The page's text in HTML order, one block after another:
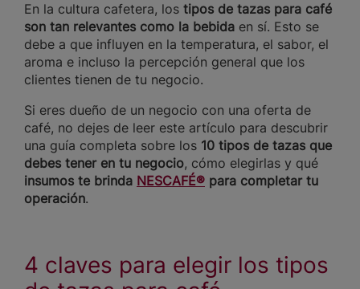
En la cultura cafetera, los tipos de tazas para café
son tan relevantes como la bebida en sí. Esto se
debe a que influyen en la temperatura, el sabor, el
aroma e incluso la percepción general que los
clientes tienen de tu negocio.
Si eres dueño de un negocio con una oferta de
café, no dejes de leer este artículo para descubrir
una guía completa sobre los 10 tipos de tazas que
debes tener en tu negocio, cómo elegirlas y qué
insumos te brinda NESCAFÉ® para completar tu
operación.
4 claves para elegir los tipos